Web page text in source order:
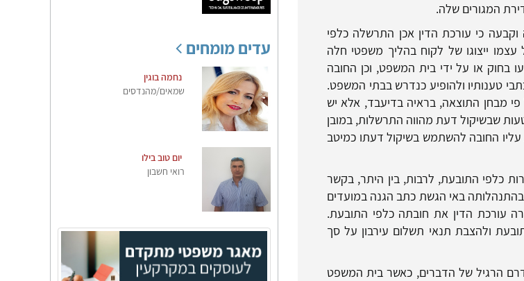
המגורים שלה.
כי עורכת הדין אכן התרשלה כלפי
ייצוגו של לקוח בהליך משפטי חלה
בחוק או על ידי בית המשפט, וכן החובה
טענותיו ולהופיע כנדרש בבתי המשפט.
מבחן התוצאה, בראיה בדיעבד, אלא יש
שבשיקול דעת מהווה התרשלות, במובן
החובה להשתמש בשיקול דעתו כמיטב
כלפי התובעת, לרבות, בין היתר, בקשר
באי הגשת כתב הגנה במועדים
עורכת הדין את חובתה כלפי התובעת.
ולהצבת תנאי תשלום עירבון על סך
הרגיל של הדברים, כאשר בית המשפט
עדים מומחים
נחמה בוגין
שמאים/מהנדסים
יום טוב בילו
רואי חשבון